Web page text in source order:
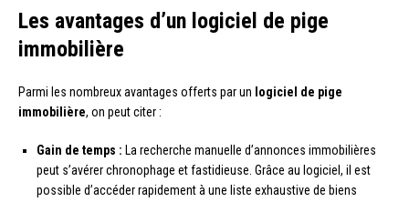
Les avantages d’un logiciel de pige
immobilière
Parmi les nombreux avantages offerts par un logiciel de pige
immobilière, on peut citer :
Gain de temps : La recherche manuelle d’annonces immobilières
peut s’avérer chronophage et fastidieuse. Grâce au logiciel, il est
possible d’accéder rapidement à une liste exhaustive de biens